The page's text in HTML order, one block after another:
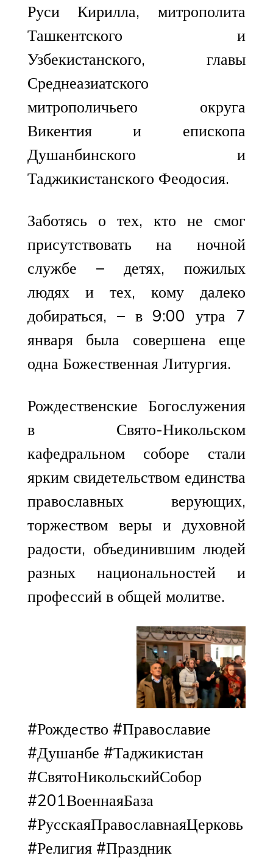
Руси Кирилла, митрополита
Ташкентского и
Узбекистанского, главы
Среднеазиатского
митрополичьего округа
Викентия и епископа
Душанбинского и
Таджикистанского Феодосия.
Заботясь о тех, кто не смог
присутствовать на ночной
службе – детях, пожилых
людях и тех, кому далеко
добираться, – в 9:00 утра 7
января была совершена еще
одна Божественная Литургия.
Рождественские Богослужения
в Свято-Никольском
кафедральном соборе стали
ярким свидетельством единства
православных верующих,
торжеством веры и духовной
радости, объединившим людей
разных национальностей и
профессий в общей молитве.
#Рождество #Православие
#Душанбе #Таджикистан
#СвятоНикольскийСобор
#201ВоеннаяБаза
#РусскаяПравославнаяЦерковь
#Религия #Праздник